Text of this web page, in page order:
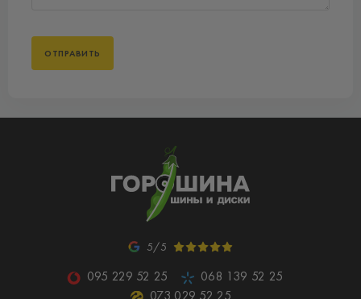
5/5
095 229 52 25
068 139 52 25
073 029 52 25